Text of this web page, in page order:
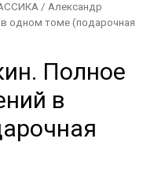
/ Александр
одном томе (подарочная
Полное
в